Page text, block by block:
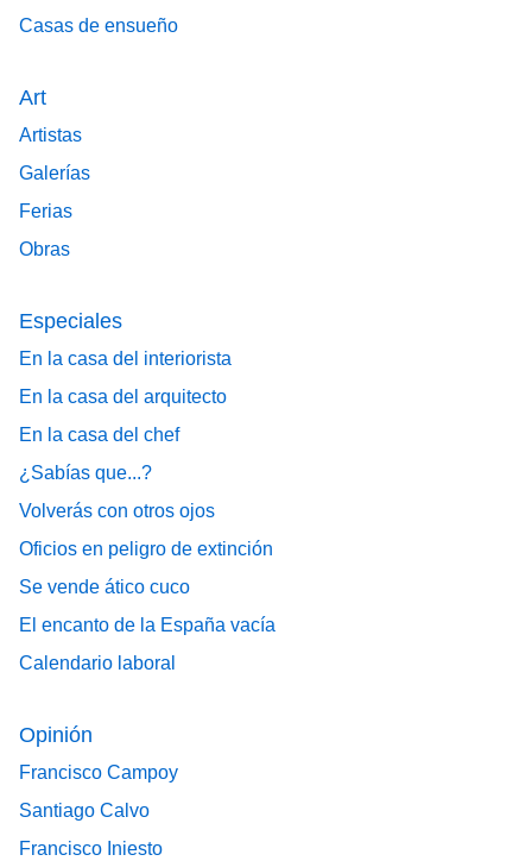
Casas de ensueño
Art
Artistas
Galerías
Ferias
Obras
Especiales
En la casa del interiorista
En la casa del arquitecto
En la casa del chef
¿Sabías que...?
Volverás con otros ojos
Oficios en peligro de extinción
Se vende ático cuco
El encanto de la España vacía
Calendario laboral
Opinión
Francisco Campoy
Santiago Calvo
Francisco Iniesto